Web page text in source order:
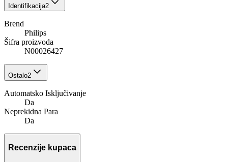
Identifikacija2
Brend
Philips
Šifra proizvoda
N00026427
Ostalo2
Automatsko Isključivanje
Da
Neprekidna Para
Da
Recenzije kupaca